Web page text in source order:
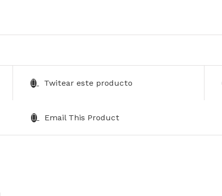
Twitear este producto
Email This Product